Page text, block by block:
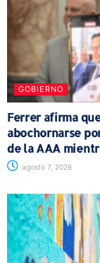
GOBIERNO
Ferrer afirma
abochornarse
de la AAA
agosto 7, 2026